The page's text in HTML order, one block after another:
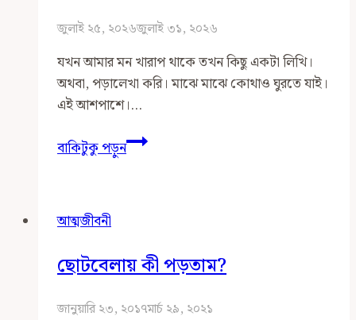
জুলাই ২৫, ২০২৬জুলাই ৩১, ২০২৬
যখন আমার মন খারাপ থাকে তখন কিছু একটা লিখি।
অথবা, পড়ালেখা করি। মাঝে মাঝে কোথাও ঘুরতে যাই।
এই আশপাশে।…
বাকিটুকু পড়ুনযখন
আমার
আত্মজীবনী
ছোটবেলায় কী পড়তাম?
জানুয়ারি ২৩, ২০১৭মার্চ ২৯, ২০২১